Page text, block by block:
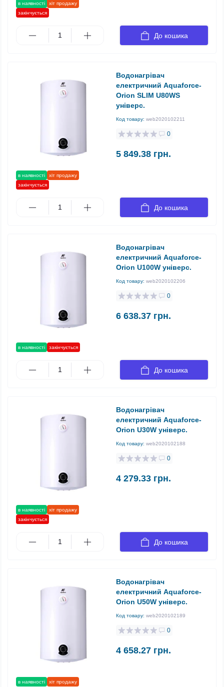
в наявності
хіт продажу
закінчується
До кошика
в наявності
хіт продажу
закінчується
Водонагрівач
електричний Aquaforce-
Orion SLIM U80WS
універс.
Код товару: web2020102211
0
5 849.38 грн.
До кошика
в наявності закінчується
Водонагрівач
електричний Aquaforce-
Orion U100W універс.
Код товару: web2020102206
0
6 638.37 грн.
До кошика
в наявності
хіт продажу
закінчується
Водонагрівач
електричний Aquaforce-
Orion U30W універс.
Код товару: web2020102188
0
4 279.33 грн.
До кошика
в наявності хіт продажу
Водонагрівач
електричний Aquaforce-
Orion U50W універс.
Код товару: web2020102189
0
4 658.27 грн.